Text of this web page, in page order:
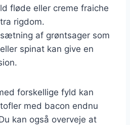
fløde eller creme fraiche
rigdom.
af grøntsager som
spinat kan give en
forskellige fyld kan
med bacon endnu
kan også overveje at